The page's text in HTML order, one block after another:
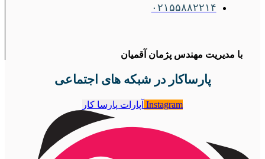
۰۲۱۵۵۸۸۲۲۱۴
با مدیریت مهندس پژمان آقمیان
پارساکار در شبکه های اجتماعی
Instagram آپارات پارسا کار